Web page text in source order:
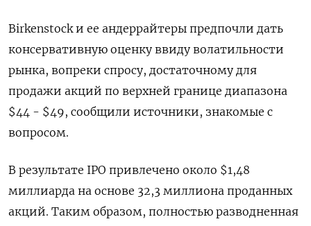
Birkenstock и ее андеррайтеры предпочли дать
консервативную оценку ввиду волатильности
рынка, вопреки спросу, достаточному для
продажи акций по верхней границе диапазона
$44 - $49, сообщили источники, знакомые с
вопросом.
В результате IPO привлечено около $1,48
миллиарда на основе 32,3 миллиона проданных
акций. Таким образом, полностью разводненная